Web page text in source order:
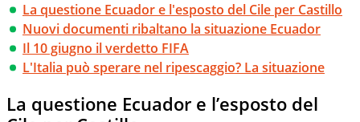
La questione Ecuador e l'esposto del Cile per Castillo
Nuovi documenti ribaltano la situazione Ecuador
Il 10 giugno il verdetto FIFA
L'Italia può sperare nel ripescaggio? La situazione
La questione Ecuador e l’esposto del